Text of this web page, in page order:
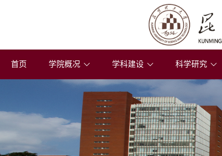
首页 学院概况 学科建设 科学研究